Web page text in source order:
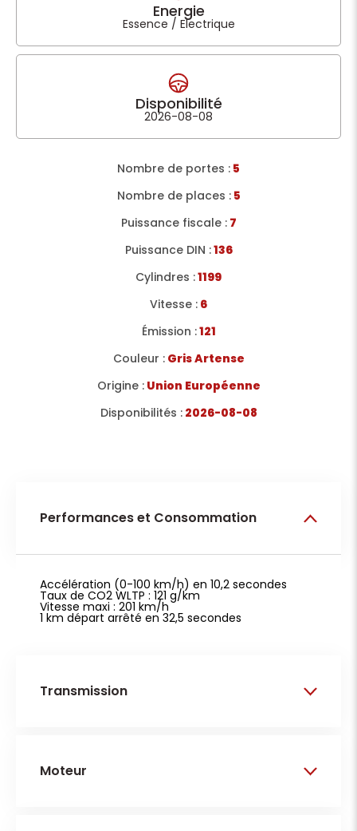
Energie
Essence / Electrique
Disponibilité
2026-08-08
Nombre de portes : 5
Nombre de places :5
Puissance fiscale :7
Puissance DIN :136
Cylindres :1199
Vitesse : 6
Émission :121
Couleur :Gris Artense
Origine :Union Européenne
Disponibilités :2026-08-08
Performances et Consommation
Accélération (0-100 km/h) en 10,2 secondes
Taux de CO2 WLTP : 121 g/km
Vitesse maxi : 201 km/h
1 km départ arrêté en 32,5 secondes
Transmission
Véhicule 4x2
Embrayage : pas d'information
Moteur